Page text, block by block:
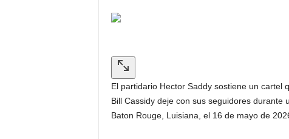
El partidario Hector Saddy sostiene un cartel
Bill Cassidy deje con sus seguidores durante
Baton Rouge, Luisiana, el 16 de mayo de